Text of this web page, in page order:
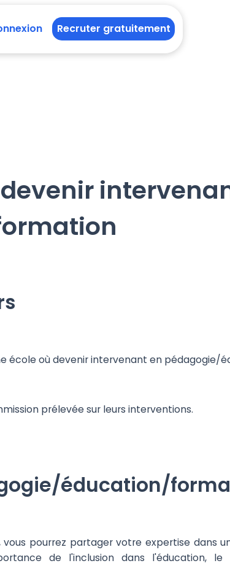
Recruter gratuitement
école où devenir intervenant en pédagogie/
prélevée sur leurs interventions.
éducation/
pourrez partager votre expertise dans
de l'inclusion dans l'éducation, le